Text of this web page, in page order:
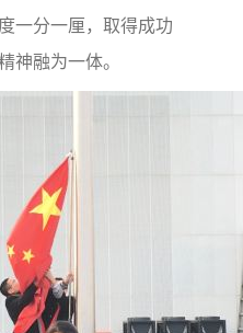
一分一厘，取得成功
神融为一体。